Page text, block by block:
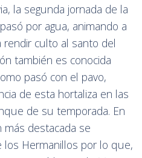
la segunda jornada de la
por agua, animando a
culto al santo del
también es conocida
pasó con el pavo,
de esta hortaliza en las
de su temporada. En
más destacada se
los Hermanillos por lo que,